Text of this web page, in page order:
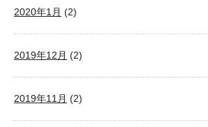
2020年1月 (2)
2019年12月 (2)
2019年11月 (2)